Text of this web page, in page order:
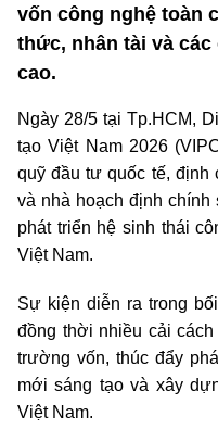
vốn công nghệ toàn
thức, nhân tài và
cao.
Ngày 28/5 tại Tp.HCM,
tạo Việt Nam 2026
quỹ đầu tư quốc tế, định
và nhà hoạch định
phát triển hệ sinh thái
Việt Nam.
Sự kiện diễn ra trong
đồng thời nhiều cải
trường vốn, thúc đẩy
mới sáng tạo và xây
Việt Nam.